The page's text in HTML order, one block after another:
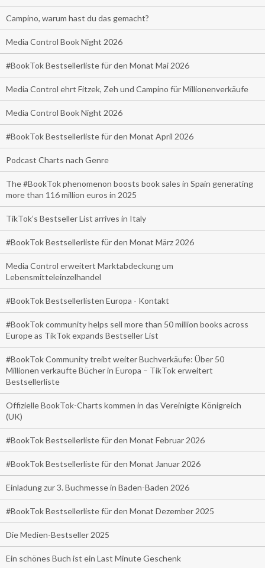
Campino, warum hast du das gemacht?
Media Control Book Night 2026
#BookTok Bestsellerliste für den Monat Mai 2026
Media Control ehrt Fitzek, Zeh und Campino für Millionenverkäufe
Media Control Book Night 2026
#BookTok Bestsellerliste für den Monat April 2026
Podcast Charts nach Genre
The #BookTok phenomenon boosts book sales in Spain generating
more than 116 million euros in 2025
TikTok’s Bestseller List arrives in Italy
#BookTok Bestsellerliste für den Monat März 2026
Media Control erweitert Marktabdeckung um
Lebensmitteleinzelhandel
#BookTok Bestsellerlisten Europa - Kontakt
#BookTok community helps sell more than 50 million books across
Europe as TikTok expands Bestseller List
#BookTok Community treibt weiter Buchverkäufe: Über 50
Millionen verkaufte Bücher in Europa – TikTok erweitert
Bestsellerliste
Offizielle BookTok-Charts kommen in das Vereinigte Königreich
(UK)
#BookTok Bestsellerliste für den Monat Februar 2026
#BookTok Bestsellerliste für den Monat Januar 2026
Einladung zur 3. Buchmesse in Baden-Baden 2026
#BookTok Bestsellerliste für den Monat Dezember 2025
Die Medien-Bestseller 2025
Ein schönes Buch ist ein Last Minute Geschenk